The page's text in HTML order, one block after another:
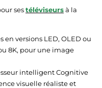
sestéléviseursà la
en versions LED, OLED ou
8K, pour une image
intelligent Cognitive
visuelle réaliste et